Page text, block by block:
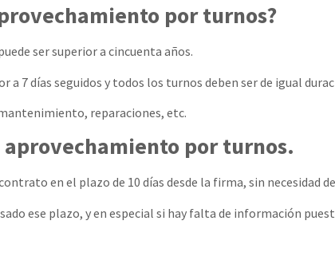
por turnos?
ser superior a cincuenta años.
7 días seguidos y todos los turnos deben ser de igual
reparaciones, etc.
por turnos.
en el plazo de 10 días desde la firma, sin necesidad
ese plazo, y en especial si hay falta de información